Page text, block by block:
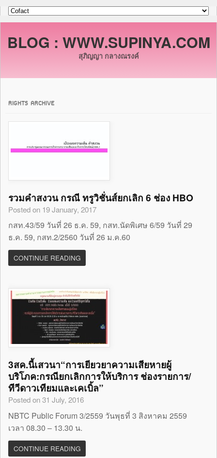
BLOG : WWW.SUPINYA.COM
สุภิญญา กลางณรงค์
RIGHTS ARCHIVE
รวมคำสงวน กรณี ทรูวิชั่นส์ยกเลิก 6 ช่อง HBO
Posted on 19 January, 2017
กสท.43/59 วันที่ 26 ธ.ค. 59, กสท.นัดพิเศษ 6/59 วันที่ 29
ธ.ค. 59, กสท.2/2560 วันที่ 26 ม.ค.60
CONTINUE READING
3สค.นี้เสวนา“การเยียวยาความเสียหายผู้
บริโภค:กรณียกเลิกการให้บริการ ช่องรายการ/
ทีวีดาวเทียมและเคเบิ้ล”
Posted on 31 July, 2016
NBTC Public Forum 3/2559 วันพุธที่ 3 สิงหาคม 2559
เวลา 08.30 – 13.30 น.
CONTINUE READING